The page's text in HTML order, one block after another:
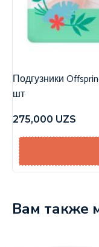
Подгузники
шт
275,000 UZS
Вам также